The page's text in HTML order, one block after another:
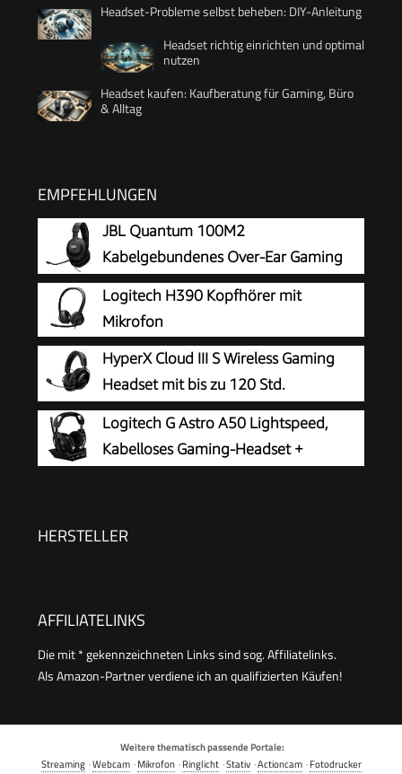
Headset-Probleme selbst beheben: DIY-Anleitung
Headset richtig einrichten und optimal
nutzen
Headset kaufen: Kaufberatung für Gaming, Büro
& Alltag
EMPFEHLUNGEN
JBL Quantum 100M2
Kabelgebundenes Over-Ear Gaming
Headset mit JBL QuantumSOUND
Signature, 3,5-mm-Klinke, Multi-Plattform-
Kompatibilität und abnehmbarem Mikrofon mit
Stummschaltungsoption, Schwarz
Logitech H390 Kopfhörer mit
Mikrofon
HyperX Cloud III S Wireless Gaming
Headset mit bis zu 120 Std.
Akkulaufzeit
Logitech G Astro A50 Lightspeed,
Kabelloses Gaming-Headset +
HERSTELLER
AFFILIATELINKS
Die mit * gekennzeichneten Links sind sog. Affiliatelinks.
Als Amazon-Partner verdiene ich an qualifizierten Käufen!
Weitere thematisch passende Portale:
Streaming·Webcam·Mikrofon·Ringlicht·Stativ·Actioncam·Fotodrucker